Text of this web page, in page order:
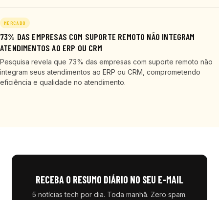
MERCADO
73% DAS EMPRESAS COM SUPORTE REMOTO NÃO INTEGRAM
ATENDIMENTOS AO ERP OU CRM
Pesquisa revela que 73% das empresas com suporte remoto não
integram seus atendimentos ao ERP ou CRM, comprometendo
eficiência e qualidade no atendimento.
RECEBA O RESUMO DIÁRIO NO SEU E-MAIL
5 notícias tech por dia. Toda manhã. Zero spam.